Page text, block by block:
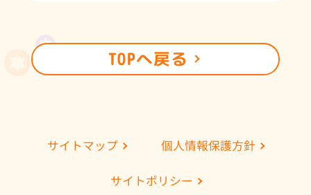
TOPへ戻る
サイトマップ 個人情報保護方針
サイトポリシー